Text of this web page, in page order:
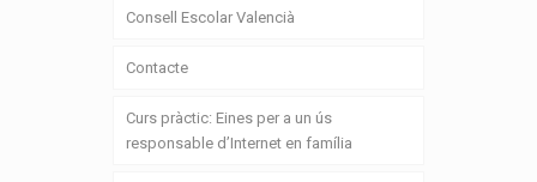
Consell Escolar Valencià
Contacte
Curs pràctic: Eines per a un ús
responsable d’Internet en família